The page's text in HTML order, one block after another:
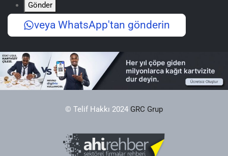
Gönder
veya WhatsApp'tan gönderin
© Telif Hakkı 2024 GRC Grup